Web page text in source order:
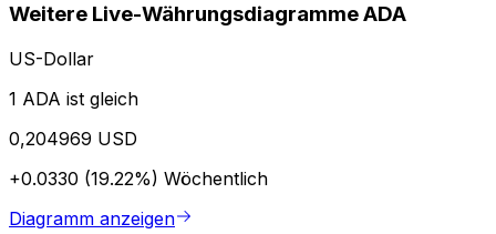
Weitere Live-Währungsdiagramme ADA
US-Dollar
1 ADA ist gleich
0,204969 USD
+0.0330 (19.22%) Wöchentlich
Diagramm anzeigen